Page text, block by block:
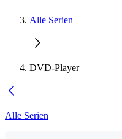
Alle Serien
DVD-Player
Alle Serien